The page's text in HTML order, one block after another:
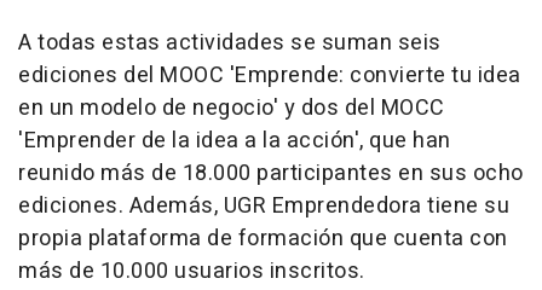
A todas estas actividades se suman seis
ediciones del MOOC 'Emprende: convierte tu idea
en un modelo de negocio' y dos del MOCC
'Emprender de la idea a la acción', que han
reunido más de 18.000 participantes en sus ocho
ediciones. Además, UGR Emprendedora tiene su
propia plataforma de formación que cuenta con
más de 10.000 usuarios inscritos.